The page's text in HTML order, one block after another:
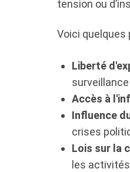
tension ou
Voici quelques
Liberté
Accès à
Influence
crises
Lois sur la
les